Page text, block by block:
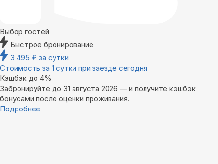
Выбор гостей
Быстрое бронирование
3 495 ₽ за сутки
Стоимость за 1 сутки при заезде сегодня
Кэшбэк до 4%
Забронируйте до 31 августа 2026 — и получите кэшбэк
бонусами после оценки проживания.
Подробнее